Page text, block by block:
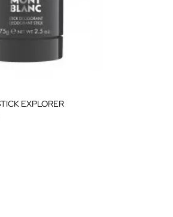
EXPLORER